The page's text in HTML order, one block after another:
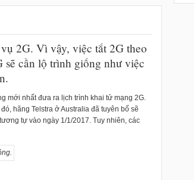
2G. Vì vậy, việc tắt 2G theo
sẽ cần lộ trình giống như việc
mới nhất đưa ra lịch trình khai tử mạng 2G.
hãng Telstra ở Australia đã tuyên bố sẽ
tự vào ngày 1/1/2017. Tuy nhiên, các